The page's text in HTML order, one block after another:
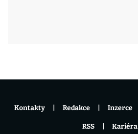
Kontakty Redakce Inzerce
RSS Kariéra